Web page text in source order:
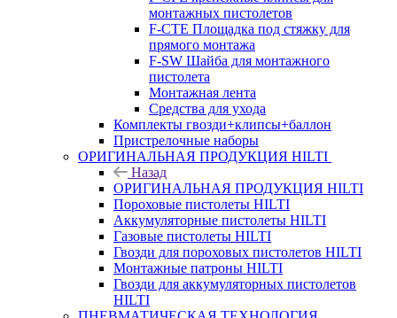
монтажных пистолетов
F-CTE Площадка под стяжку для
прямого монтажа
F-SW Шайба для монтажного
пистолета
Монтажная лента
Средства для ухода
Комплекты гвозди+клипсы+баллон
Пристрелочные наборы
ОРИГИНАЛЬНАЯ ПРОДУКЦИЯ HILTI
Назад
ОРИГИНАЛЬНАЯ ПРОДУКЦИЯ HILTI
Пороховые пистолеты HILTI
Аккумуляторные пистолеты HILTI
Газовые пистолеты HILTI
Гвозди для пороховых пистолетов HILTI
Монтажные патроны HILTI
Гвозди для аккумуляторных пистолетов
HILTI